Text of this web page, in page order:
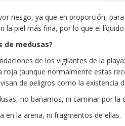
riesgo, ya que en proporción,
la piel más fina, por lo que el
de medusas?
de los vigilantes de la
(aunque normalmente estas
de peligros como la existencia
no bañarnos, ni caminar por la
en la arena, ni fragmentos de ellas.